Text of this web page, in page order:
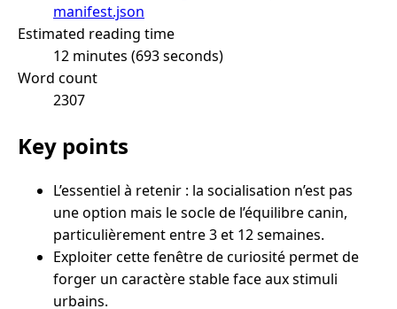
manifest.json
Estimated reading time
12 minutes (693 seconds)
Word count
2307
Key points
L’essentiel à retenir : la socialisation n’est pas
une option mais le socle de l’équilibre canin,
particulièrement entre 3 et 12 semaines.
Exploiter cette fenêtre de curiosité permet de
forger un caractère stable face aux stimuli
urbains.